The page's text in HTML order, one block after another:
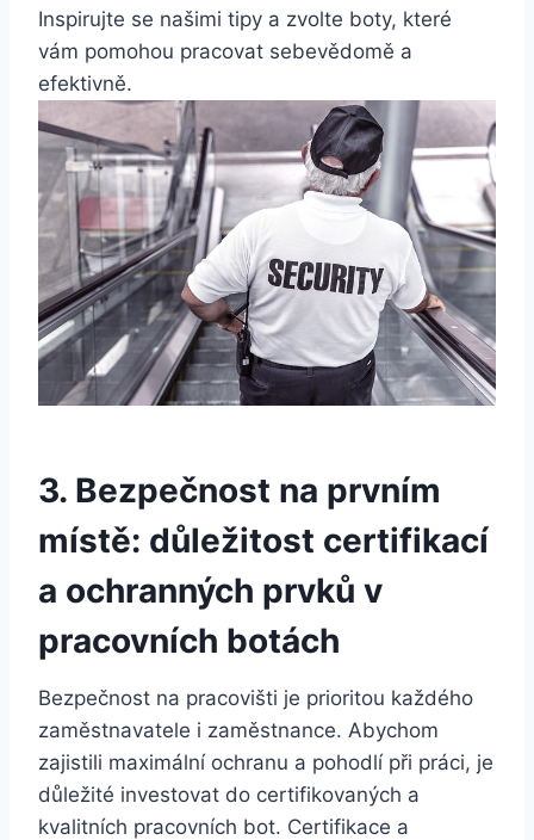
Inspirujte se našimi tipy a zvolte boty, které
⁢vám pomohou pracovat⁣ sebevědomě a
efektivně.
3. Bezpečnost⁢ na prvním
místě:⁢ důležitost ⁣certifikací
a ochranných prvků v
pracovních ‌botách
Bezpečnost⁢ na pracovišti⁤ je prioritou každého
zaměstnavatele​ i zaměstnance. Abychom‌
zajistili maximální ochranu a⁣ pohodlí‌ při práci, je
důležité investovat do certifikovaných ‍a
kvalitních pracovních bot. Certifikace⁤ a